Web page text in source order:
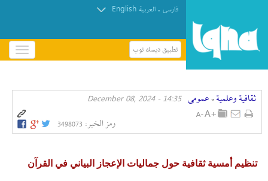
فارسی . العربیة English
تطبيق ديسك توب
باز
و
کردن
ثقافیة وعلمیة » عمومی 14:35 - December 08, 2024
رمز الخبر: 3498073
تنظیم أمسية ثقافية حول جماليات الإعجاز البياني في القرآن